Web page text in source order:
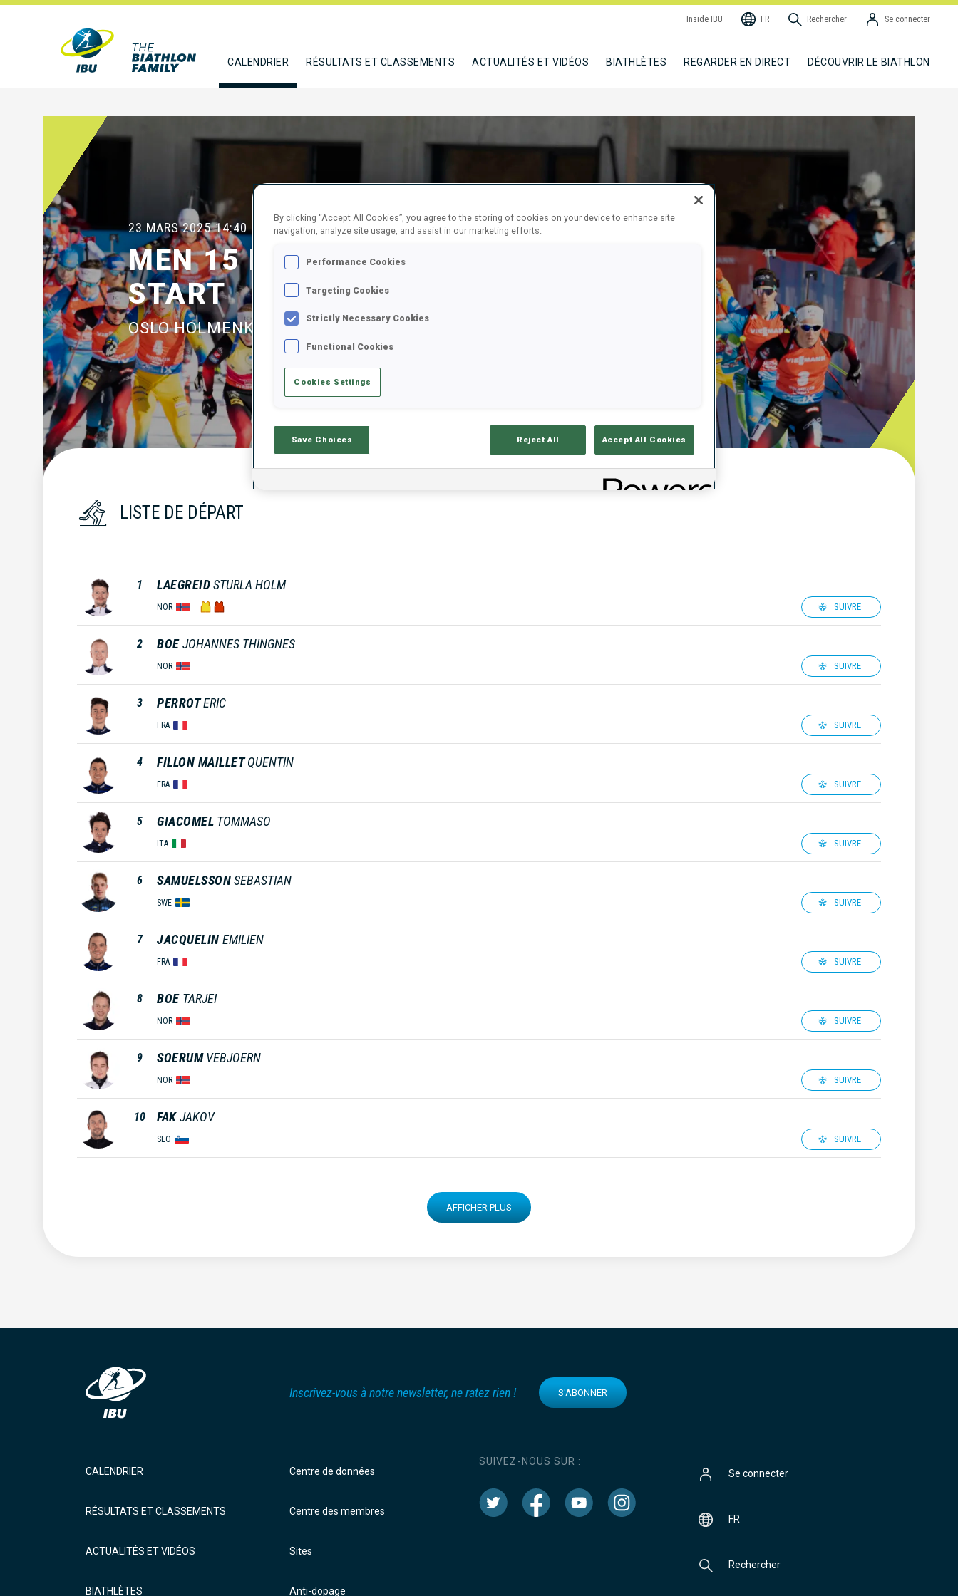
Inside IBU FR Rechercher Se connecter
CALENDRIER RÉSULTATS ET CLASSEMENTS ACTUALITÉS ET VIDÉOS BIATHLÈTES REGARDER EN DIRECT DÉCOUVRIR LE BIATHLON
23 MARS 2025 14:40
MEN 15 KM MASS
START
OSLO HOLMENKOLLEN
LISTE DE DÉPART
1 LAEGREIDSTURLA HOLM
NOR SUIVRE
2 BOE JOHANNES THINGNES
NOR SUIVRE
3 PERROTERIC
FRA SUIVRE
4 FILLON MAILLET QUENTIN
FRA SUIVRE
5 GIACOMEL TOMMASO
ITA SUIVRE
6 SAMUELSSONSEBASTIAN
SWE SUIVRE
7 JACQUELIN EMILIEN
FRA SUIVRE
8 BOE TARJEI
NOR SUIVRE
9 SOERUM VEBJOERN
NOR SUIVRE
10 FAK JAKOV
SLO SUIVRE
AFFICHER PLUS
Inscrivez-vous à notre newsletter, ne ratez rien ! S'ABONNER
CALENDRIER
RÉSULTATS ET CLASSEMENTS
ACTUALITÉS ET VIDÉOS
BIATHLÈTES
Centre de données
Centre des membres
Sites
Anti-dopage
SUIVEZ-NOUS SUR :
Se connecter
FR
Rechercher
By clicking “Accept All Cookies”, you agree to the storing of cookies on your device to enhance site
navigation, analyze site usage, and assist in our marketing efforts.
Performance Cookies
Targeting Cookies
Strictly Necessary Cookies
Functional Cookies
Cookies Settings
Save Choices Reject All Accept All Cookies